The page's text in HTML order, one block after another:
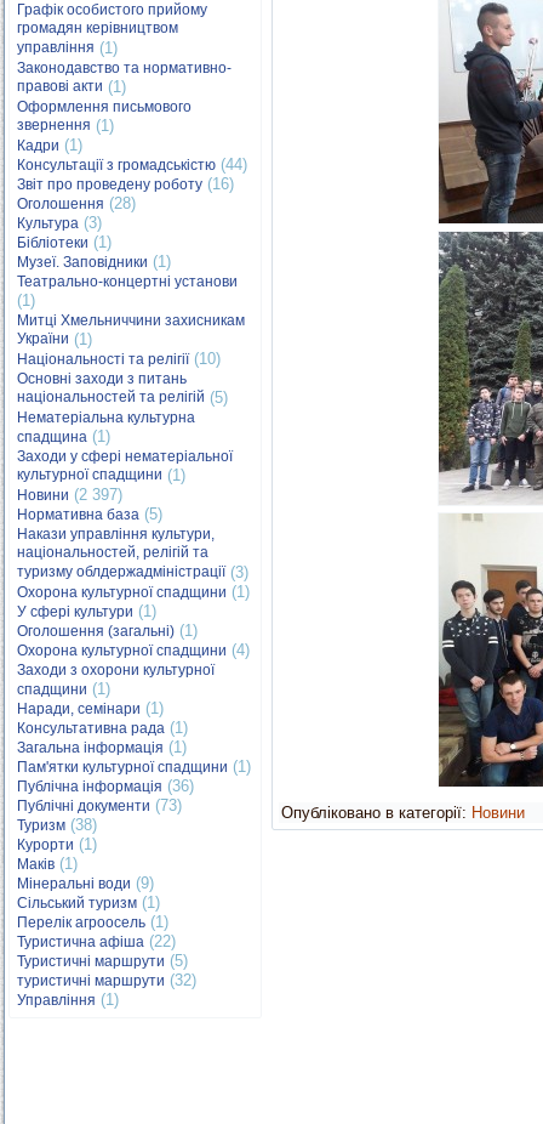
Графік особистого прийому
громадян керівництвом
управління (1)
Законодавство та нормативно-
правові акти (1)
Оформлення письмового
звернення (1)
Кадри (1)
Консультації з громадськістю (44)
Звіт про проведену роботу (16)
Оголошення (28)
Культура (3)
Бібліотеки (1)
Музеї. Заповідники (1)
Театрально-концертні установи
(1)
Митці Хмельниччини захисникам
України (1)
Національності та релігії(10)
Основні заходи з питань
національностей та релігій (5)
Нематеріальна культурна
спадщина (1)
Заходи у сфері нематеріальної
культурної спадщини (1)
Новини (2 397)
Нормативна база (5)
Накази управління культури,
національностей, релігій та
туризму облдержадміністрації(3)
Охорона культурної спадщини (1)
У сфері культури (1)
Оголошення (загальні) (1)
Охорона культурної спадщини (4)
Заходи з охорони культурної
спадщини (1)
Наради, семінари (1)
Консультативна рада (1)
Загальна інформація (1)
Пам'ятки культурної спадщини (1)
Публічна інформація (36)
Публічні документи (73)
Туризм (38)
Курорти (1)
Маків (1)
Мінеральні води (9)
Сільський туризм (1)
Перелік агроосель (1)
Туристична афіша (22)
Туристичні маршрути (5)
туристичні маршрути (32)
Управління (1)
Опубліковано в категорії: Новини